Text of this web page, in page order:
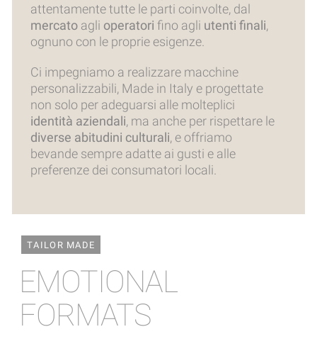
attentamente tutte le parti coinvolte, dal
mercatoagli operatori fino agli utenti finali,
ognuno con le proprie esigenze.
Ci impegniamo a realizzare macchine
personalizzabili, Made in Italy e progettate
non solo per adeguarsi alle molteplici
identità aziendali, ma anche per rispettare le
diverse abitudini culturali, e offriamo
bevande sempre adatte ai gusti e alle
preferenze dei consumatori locali.
TAILOR MADE
EMOTIONAL
FORMATS